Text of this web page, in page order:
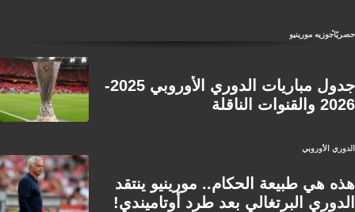
حصريًاجوزيه مورينيو
جدول مباريات الدوري الأوروبي 2025-
2026 والقنوات الناقلة
الدوري الأوروبي
هذه هي طبيعة الحكام.. مورينيو ينتقد
الدوري البرتغالي بعد طرد أوتاميندي!